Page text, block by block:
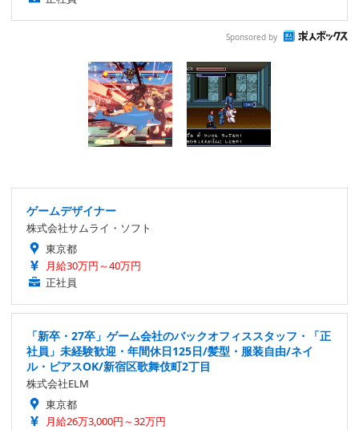
Sponsored by
ゲームデザイナー
株式会社サムライ・ソフト
東京都
月給30万円～40万円
正社員
「新卒・27卒」ゲーム会社のバックオフィススタッフ・「正
社員」未経験歓迎・年間休日125日/髪型・服装自由/ネイ
ル・ピアスOK/新宿区歌舞伎町2丁目
株式会社ELM
東京都
月給26万3,000円～32万円